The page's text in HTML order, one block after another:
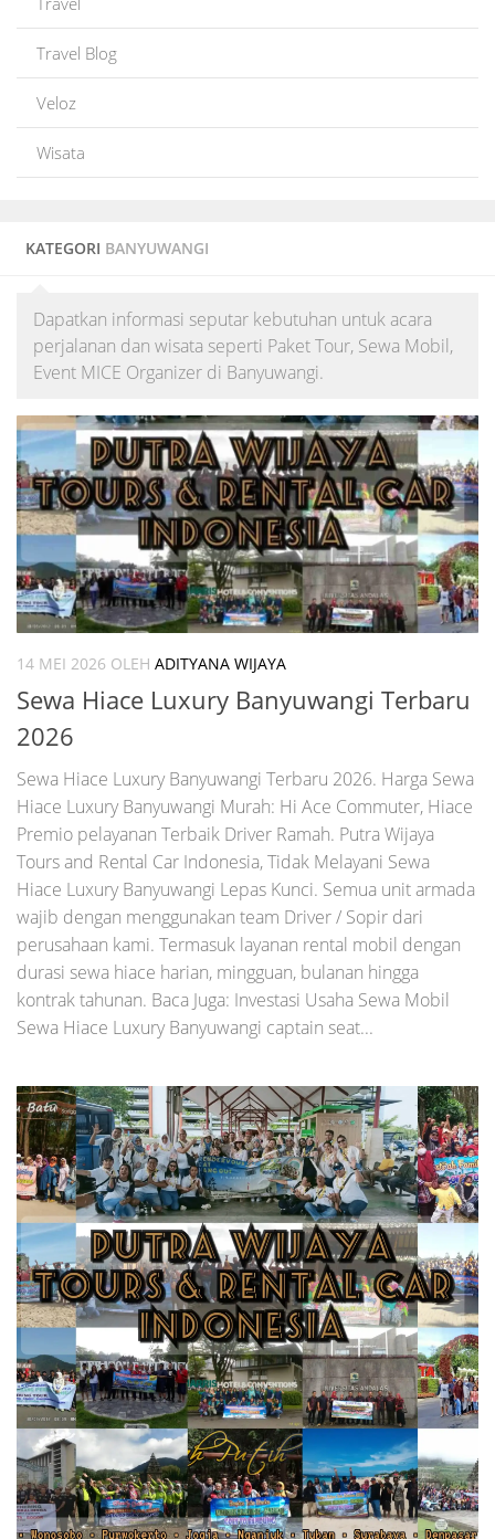
KATEGORI BANYUWANGI
Dapatkan informasi seputar kebutuhan untuk acara
perjalanan dan wisata seperti Paket Tour, Sewa Mobil,
Event MICE Organizer di Banyuwangi.
14 MEI 2026 OLEH ADITYANA WIJAYA
Sewa Hiace Luxury Banyuwangi Terbaru
2026
Sewa Hiace Luxury Banyuwangi Terbaru 2026. Harga Sewa
Hiace Luxury Banyuwangi Murah: Hi Ace Commuter, Hiace
Premio pelayanan Terbaik Driver Ramah. Putra Wijaya
Tours and Rental Car Indonesia, Tidak Melayani Sewa
Hiace Luxury Banyuwangi Lepas Kunci. Semua unit armada
wajib dengan menggunakan team Driver / Sopir dari
perusahaan kami. Termasuk layanan rental mobil dengan
durasi sewa hiace harian, mingguan, bulanan hingga
kontrak tahunan. Baca Juga: Investasi Usaha Sewa Mobil
Sewa Hiace Luxury Banyuwangi captain seat...
Travel Blog
Veloz
Wisata